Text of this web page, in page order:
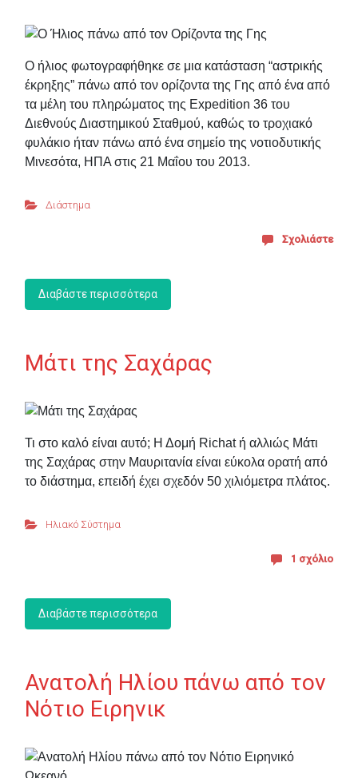
Ο ήλιος φωτογραφήθηκε σε μια κατάσταση “αστρικής
έκρηξης” πάνω από τον ορίζοντα της Γης από ένα από
τα μέλη του πληρώματος της Expedition 36 του
Διεθνούς Διαστημικού Σταθμού, καθώς το τροχιακό
φυλάκιο ήταν πάνω από ένα σημείο της νοτιοδυτικής
Μινεσότα, ΗΠΑ στις 21 Μαΐου του 2013.
Διάστημα
Σχολιάστε
Διαβάστε περισσότερα
Μάτι της Σαχάρας
Τι στο καλό είναι αυτό; Η Δομή Richat ή αλλιώς Μάτι
της Σαχάρας στην Μαυριτανία είναι εύκολα ορατή από
το διάστημα, επειδή έχει σχεδόν 50 χιλιόμετρα πλάτος.
Ηλιακό Σύστημα
1 σχόλιο
Διαβάστε περισσότερα
Ανατολή Ηλίου πάνω από τον
Νότιο Ειρηνικ